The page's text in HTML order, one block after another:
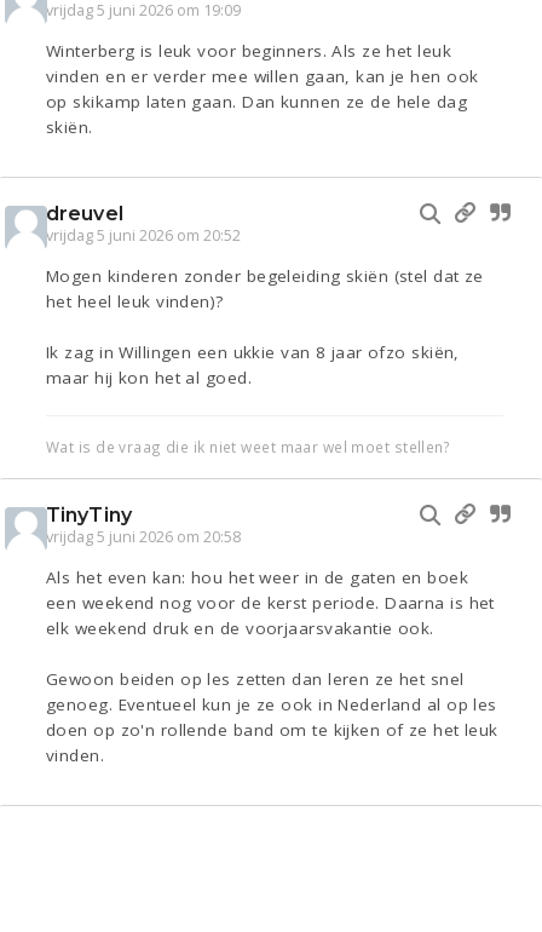
vrijdag 5 juni 2026 om 19:09
Winterberg is leuk voor beginners. Als ze het leuk
vinden en er verder mee willen gaan, kan je hen ook
op skikamp laten gaan. Dan kunnen ze de hele dag
skiën.
dreuvel
vrijdag 5 juni 2026 om 20:52
Mogen kinderen zonder begeleiding skiën (stel dat ze
het heel leuk vinden)?
Ik zag in Willingen een ukkie van 8 jaar ofzo skiën,
maar hij kon het al goed.
Wat is de vraag die ik niet weet maar wel moet stellen?
TinyTiny
vrijdag 5 juni 2026 om 20:58
Als het even kan: hou het weer in de gaten en boek
een weekend nog voor de kerst periode. Daarna is het
elk weekend druk en de voorjaarsvakantie ook.
Gewoon beiden op les zetten dan leren ze het snel
genoeg. Eventueel kun je ze ook in Nederland al op les
doen op zo'n rollende band om te kijken of ze het leuk
vinden.